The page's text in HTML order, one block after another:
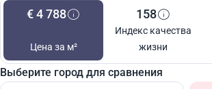
€ 4 788
Цена за м²
158
Индекс качества
жизни
Выберите город для сравнения